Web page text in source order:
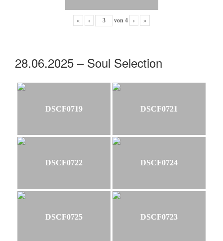
« ‹ von 4 › »
28.06.2025 – Soul Selection
DSCF0719 DSCF0721
DSCF0722 DSCF0724
DSCF0725 DSCF0723